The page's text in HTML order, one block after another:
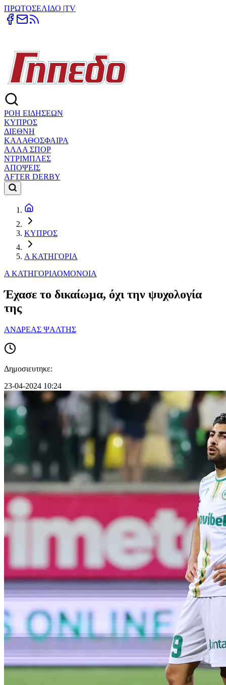
ΠΡΩΤΟΣΕΛΙΔΟ |TV
ΡΟΗ ΕΙΔΗΣΕΩΝ
ΚΥΠΡΟΣ
ΔΙΕΘΝΗ
ΚΑΛΑΘΟΣΦΑΙΡΑ
ΑΛΛΑ ΣΠΟΡ
ΝΤΡΙΜΠΛΕΣ
ΑΠΟΨΕΙΣ
AFTER DERBY
ΚΥΠΡΟΣ
Α ΚΑΤΗΓΟΡΙΑ
Α ΚΑΤΗΓΟΡΙΑΟΜΟΝΟΙΑ
Έχασε το δικαίωμα, όχι την ψυχολογία
της
ΑΝΔΡΕΑΣ ΨΑΛΤΗΣ
Δημοσιευτηκε:
23-04-2024 10:24